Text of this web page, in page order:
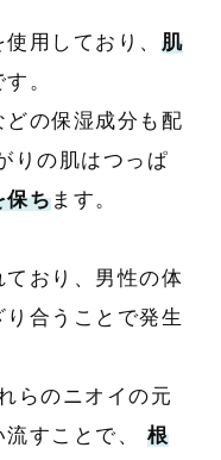
用しており、 肌
。
どの保湿成分も配
りの肌はつっぱ
保ちます。
おり、男性の体
合うことで発生
らのニオイの元
すことで、 根